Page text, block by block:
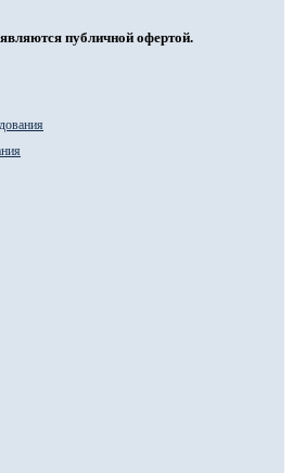
публичной офертой.